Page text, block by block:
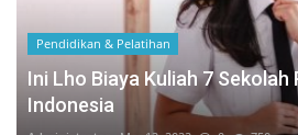
Pendidikan & Pelatihan
Ini Lho Biaya Kuliah 7 Sekolah
Indonesia